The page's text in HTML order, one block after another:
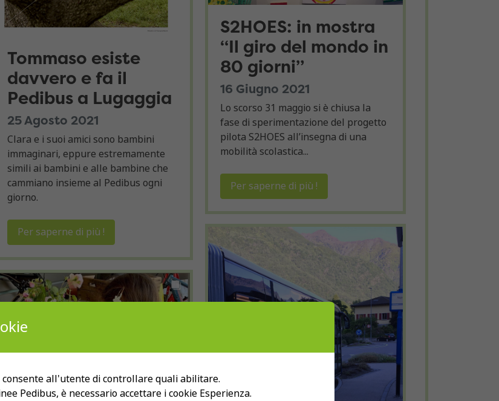
Tommaso esiste
davvero e fa il
Pedibus a Lugaggia
25 Agosto 2021
Clara e i suoi amici sono bambini
immaginari, eppure estremamente
simili ai bambini e alle bambine che
cammiano insieme al Pedibus ogni
giorno.
Per saperne di più !
S2HOES: in mostra
“Il giro del mondo in
80 giorni”
16 Giugno 2021
Lo scorso 31 maggio si è chiusa la
fase di sperimentazione del progetto
pilota S2HOES all’insegna di una
mobilità scolastica...
Per saperne di più !
consente all'utente di controllare quali abilitare.
Pedibus, è necessario accettare i cookie Esperienza.